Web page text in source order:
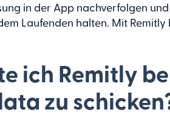
in der App nachverfolgen
Laufenden halten. Mit
ich Remitly
zu